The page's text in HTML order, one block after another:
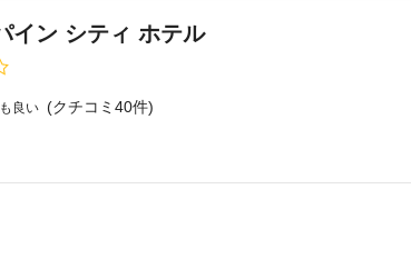
イン シティ ホテル
良い (クチコミ40件)